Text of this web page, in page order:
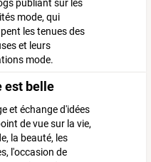
publiant sur les
mode, qui
les tenues des
et leurs
mode.
est belle
et échange d'idées
de vue sur la vie,
la beauté, les
l'occasion de